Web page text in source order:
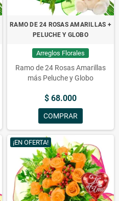
RAMO DE 24 ROSAS AMARILLAS +
PELUCHE Y GLOBO
Arreglos Florales
Ramo de 24 Rosas Amarillas
más Peluche y Globo
$ 68.000
COMPRAR
¡EN OFERTA!